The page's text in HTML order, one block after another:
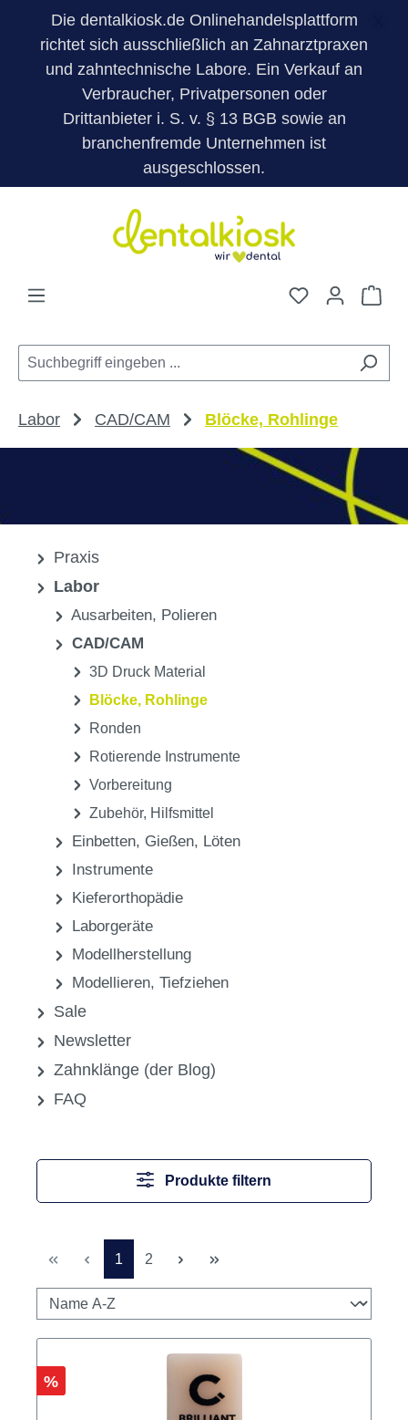
Die dentalkiosk.de Onlinehandelsplattform
richtet sich ausschließlich an Zahnarztpraxen
und zahntechnische Labore. Ein Verkauf an
Verbraucher, Privatpersonen oder
Drittanbieter i. S. v. § 13 BGB sowie an
branchenfremde Unternehmen ist
ausgeschlossen.
Zum Hauptinhalt springen
Du hast 0
Labor CAD/CAM Blöcke, Rohlinge
Praxis
Labor
Ausarbeiten, Polieren
CAD/CAM
3D Druck Material
Blöcke, Rohlinge
Ronden
Rotierende Instrumente
Vorbereitung
Zubehör, Hilfsmittel
Einbetten, Gießen, Löten
Instrumente
Kieferorthopädie
Laborgeräte
Modellherstellung
Modellieren, Tiefziehen
Sale
Newsletter
Zahnklänge (der Blog)
FAQ
Produkte filtern
Seite
1 Seite
2
Rabatt
%